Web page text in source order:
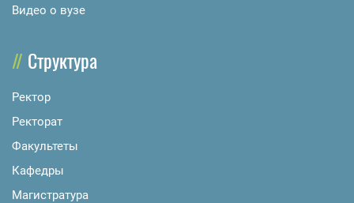
Видео о вузе
Структура
Ректор
Ректорат
Факультеты
Кафедры
Магистратура